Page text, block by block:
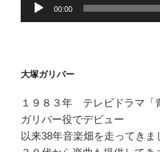
ー
ー
00:00
大塚ガリバー
１９８３年 テレビドラマ「
ガリバー役でデビュー
以来38年音楽畑を走ってきま